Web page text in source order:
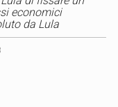
economici
da Lula